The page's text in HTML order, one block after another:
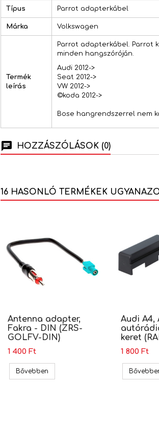
Típus Parrot adapterkábel
Márka Volkswagen
Termék
leírás
Parrot adapterkábel. Parrot
minden hangszóróján.
Audi 2012->
Seat 2012->
VW 2012->
©koda 2012->
Bose hangrendszerrel nem
HOZZÁSZÓLÁSOK (0)
16 HASONLÓ TERMÉKEK
Antenna adapter,
Fakra - DIN (ZRS-
GOLFV-DIN)
1 400 Ft
BővebbenAntenna adapter, Fakra - DIN (ZRS-
Audi A4,
keret
1 800 Ft